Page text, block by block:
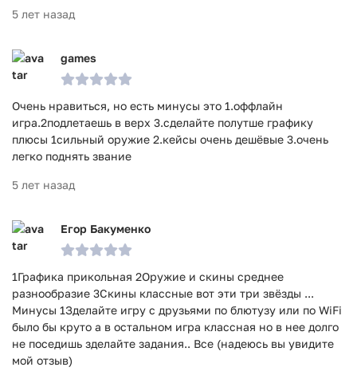
последним сигнатурам заражения файлов не выявлено.
5 лет назад
games
Очень нравиться, но есть минусы это 1.оффлайн
игра.2подлетаешь в верх 3.сделайте полутше графику
плюсы 1сильный оружие 2.кейсы очень дешёвые 3.очень
легко поднять звание
5 лет назад
Егор Бакуменко
1Графика прикольная 2Оружие и скины среднее
разнообразие 3Скины классные вот эти три звёзды ...
Минусы 1Зделайте игру с друзьями по блютузу или по WiFi
было бы круто а в остальном игра классная но в нее долго
не поседишь зделайте задания.. Все (надеюсь вы увидите
мой отзыв)